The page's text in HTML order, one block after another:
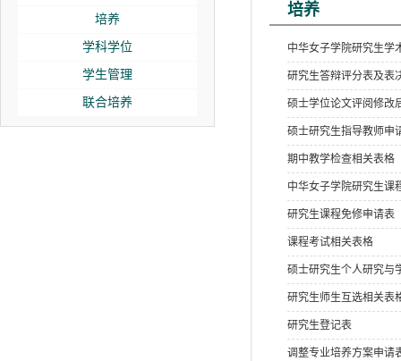
培养
学科学位
学生管理
联合培养
培养
中华女子学院研究生学
研究生答辩评分表及表
硕士学位论文评阅修改
硕士研究生指导教师申
期中教学检查相关表格
中华女子学院研究生课
研究生课程免修申请表
课程考试相关表格
硕士研究生个人研究与
研究生师生互选相关表
研究生登记表
调整专业培养方案申请